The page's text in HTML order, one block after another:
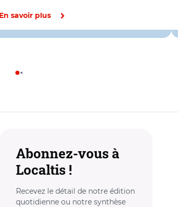
En savoir plus
Abonnez-vous à
Localtis !
Recevez le détail de notre édition
quotidienne ou notre synthèse